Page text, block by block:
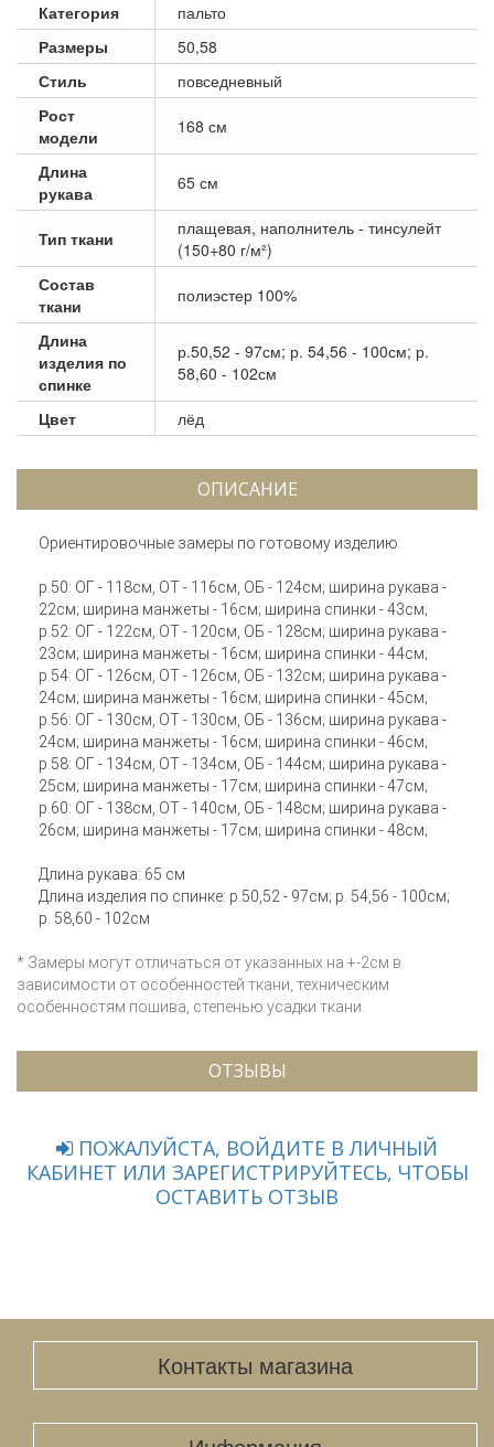
Категория
пальто
Размеры
50,58
Стиль
повседневный
Рост
модели
168 см
Длина
рукава
65 см
Тип ткани
плащевая, наполнитель - тинсулейт
(150+80 г/м²)
Состав
ткани
полиэстер 100%
Длина
изделия по
спинке
р.50,52 - 97см; р. 54,56 - 100см; р.
58,60 - 102см
Цвет лёд
ОПИСАНИЕ
Ориентировочные замеры по готовому изделию:
р.50: ОГ - 118см, ОТ - 116см, ОБ - 124см; ширина рукава -
22см; ширина манжеты - 16см; ширина спинки - 43см;
р.52: ОГ - 122см, ОТ - 120см, ОБ - 128см; ширина рукава -
23см; ширина манжеты - 16см; ширина спинки - 44см;
р.54: ОГ - 126см, ОТ - 126см, ОБ - 132см; ширина рукава -
24см; ширина манжеты - 16см; ширина спинки - 45см;
р.56: ОГ - 130см, ОТ - 130см, ОБ - 136см; ширина рукава -
24см; ширина манжеты - 16см; ширина спинки - 46см;
р.58: ОГ - 134см, ОТ - 134см, ОБ - 144см; ширина рукава -
25см; ширина манжеты - 17см; ширина спинки - 47см;
р.60: ОГ - 138см, ОТ - 140см, ОБ - 148см; ширина рукава -
26см; ширина манжеты - 17см; ширина спинки - 48см;
Длина рукава: 65 см
Длина изделия по спинке: р.50,52 - 97см; р. 54,56 - 100см;
р. 58,60 - 102см
* Замеры могут отличаться от указанных на +-2см в
зависимости от особенностей ткани, техническим
особенностям пошива, степенью усадки ткани.
ОТЗЫВЫ
ПОЖАЛУЙСТА, ВОЙДИТЕ В ЛИЧНЫЙ
КАБИНЕТ ИЛИ ЗАРЕГИСТРИРУЙТЕСЬ, ЧТОБЫ
ОСТАВИТЬ ОТЗЫВ
Контакты магазина